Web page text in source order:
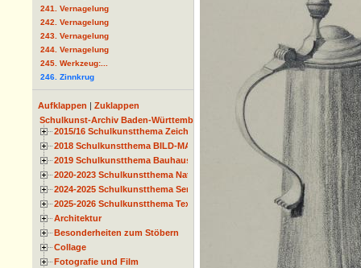
241. Vernagelung
242. Vernagelung
243. Vernagelung
244. Vernagelung
245. Werkzeug:...
246. Zinnkrug
Aufklappen | Zuklappen
Schulkunst-Archiv Baden-Württemberg
2015/16 Schulkunstthema Zeichnen
2018 Schulkunstthema BILD-MATERIAL-OBJEKT
2019 Schulkunstthema Bauhaus
2020-2023 Schulkunstthema Natur und Zeit
2024-2025 Schulkunstthema Serie
2025-2026 Schulkunstthema Textil
Architektur
Besonderheiten zum Stöbern
Collage
Fotografie und Film